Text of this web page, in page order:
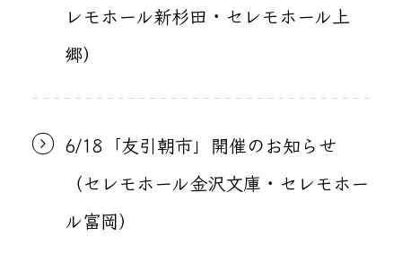
レモホール新杉田・セレモホール上
郷）
6/18「友引朝市」開催のお知らせ
（セレモホール金沢文庫・セレモホー
ル富岡）